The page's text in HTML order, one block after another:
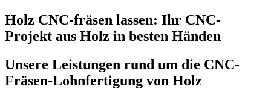
Holz CNC-fräsen lassen: Ihr CNC-
Projekt aus Holz in besten Händen
Unsere Leistungen rund um die CNC-
Fräsen-Lohnfertigung von Holz